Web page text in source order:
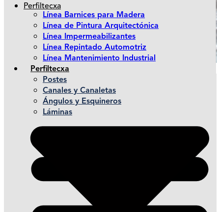
Línea Barnices para Madera
Línea de Pintura Arquitectónica
Línea Impermeabilizantes
Línea Repintado Automotriz
Línea Mantenimiento Industrial
Perfiltecxa
Postes
Canales y Canaletas
Ángulos y Esquineros
Láminas
Perfiltecxa